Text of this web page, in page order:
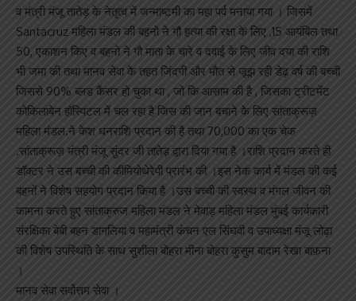
व मंत्री मंजू तातेड़ के नेतृत्व में जन्माष्टमी का महा पर्व मनाया गया । जिसमें
Santacruz महिला मंडल की बहनो ने गौ हत्या की रक्षा के लिए ,15 आयंबिल तथा
50, एकाशन किए व बहनो ने गौ माता के चारे व दवाई के लिए जीव दया की राशि
भी जमा की तथा मानव सेवा के तहत जिंदगी और मौत से जूझ रही डेढ़ वर्ष की बच्ची
जिससे 90% ब्लड कैंसर हो चुका था , जो कि आसाम की है , जिसका ट्रीटमेंट
कोकिलाबेन हॉस्पिटल में चल रहा है जिस की जान बचाने के लिए सांताक्रूज़
महिला मंडल.ने केश धनराशि प्रदान की है तथा 70,000 का एक चेक
.सांताक्रूज़ मंत्री मंजू सुंदर जी तातेड़ द्वारा दिया गया है ।राशि प्रदान करते ही
डॉक्टर ने उस बच्ची की कीमियोथेरेपी प्रारंभ की ।इस नेक कार्य में मंडल की कई
बहनों ने विशेष सहयोग प्रदान किया है ।उस बच्ची की स्वस्थ व मंगल जीवन की
कामना करते हुए सांताक्रुज महिला मंडल ने मेवाड़ महिला मंडल मुंबई कार्यकारी
संरक्षिका बेबी बहन डागलिया व महामंत्री कंचन एल सिंघवी व उपाध्यक्षा मंजू लोढ़ा
की विशेष उपस्थिति के साथ सुशीला बोहरा मीना बोहरा कुसुम बादाम रेखा बाफ़ना
।
मानव सेवा सर्वोत्तम सेवा ।